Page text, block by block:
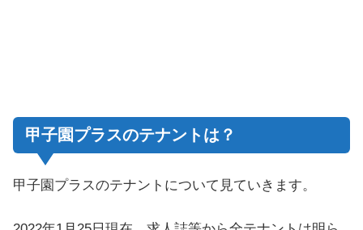
甲子園プラスのテナントは？
甲子園プラスのテナントについて見ていきます。